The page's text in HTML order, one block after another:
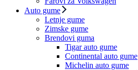
Auto gume
Letnje gume
Zimske gume
Brendovi guma
Tigar auto gume
Continental auto gume
Michelin auto gume